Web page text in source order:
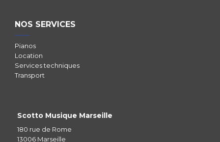
NOS SERVICES
Pianos
Location
Services techniques
Transport
Scotto Musique Marseille
180 rue de Rome
13006 Marseille